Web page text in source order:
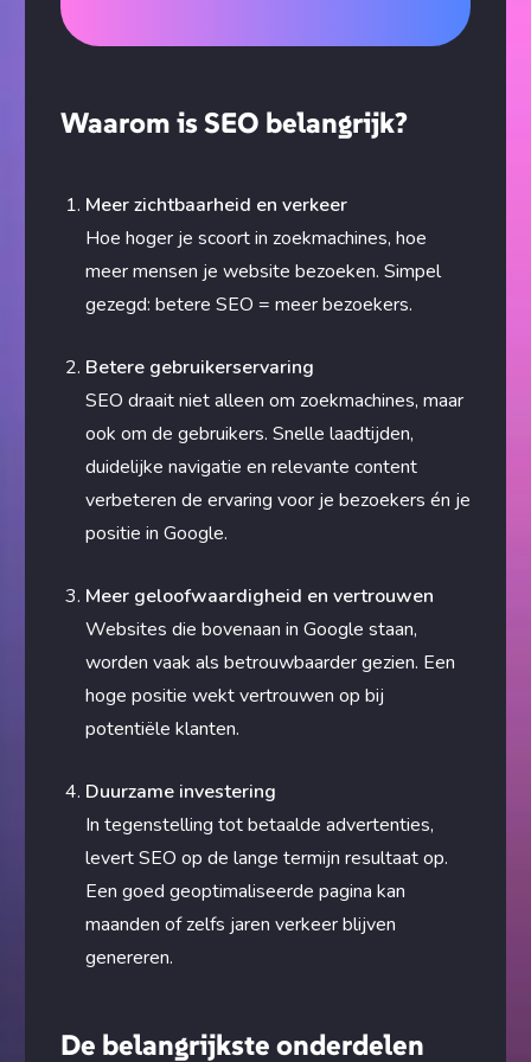
Waarom is SEO belangrijk?
Meer zichtbaarheid en verkeer
Hoe hoger je scoort in zoekmachines, hoe
meer mensen je website bezoeken. Simpel
gezegd: betere SEO = meer bezoekers.
Betere gebruikerservaring
SEO draait niet alleen om zoekmachines, maar
ook om de gebruikers. Snelle laadtijden,
duidelijke navigatie en relevante content
verbeteren de ervaring voor je bezoekers én je
positie in Google.
Meer geloofwaardigheid en vertrouwen
Websites die bovenaan in Google staan,
worden vaak als betrouwbaarder gezien. Een
hoge positie wekt vertrouwen op bij
potentiële klanten.
Duurzame investering
In tegenstelling tot betaalde advertenties,
levert SEO op de lange termijn resultaat op.
Een goed geoptimaliseerde pagina kan
maanden of zelfs jaren verkeer blijven
genereren.
De belangrijkste onderdelen